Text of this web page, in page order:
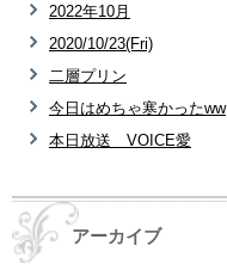
2022年10月
2020/10/23(Fri)
二層プリン
今日はめちゃ寒かったww
本日放送 VOICE愛
アーカイブ